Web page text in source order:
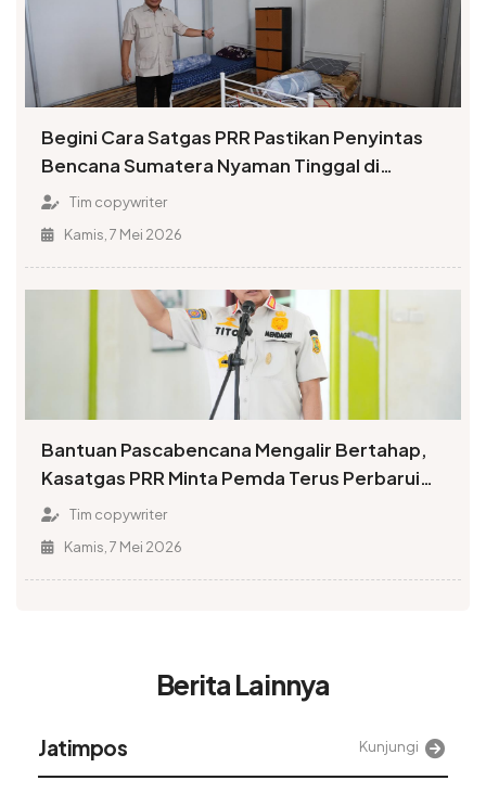
Begini Cara Satgas PRR Pastikan Penyintas
Bencana Sumatera Nyaman Tinggal di
Huntara
Tim copywriter
Kamis, 7 Mei 2026
Bantuan Pascabencana Mengalir Bertahap,
Kasatgas PRR Minta Pemda Terus Perbarui
Data Penerima
Tim copywriter
Kamis, 7 Mei 2026
Berita Lainnya
Alinea Kunjungi